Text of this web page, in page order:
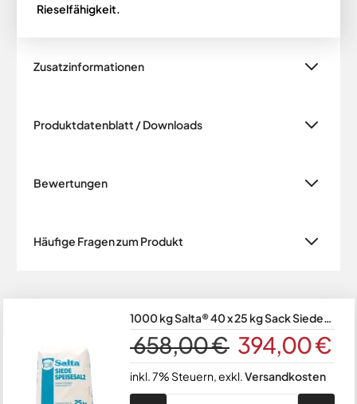
Rieselfähigkeit.
Zusatzinformationen
Produktdatenblatt / Downloads
Bewertungen
Häufige Fragen zum Produkt
1000 kg Salta® 40 x 25 kg Sack Siede-
Speisesalz fein 0-1 mm auf Palette
658,00 € 394,00 €
inkl. 7% Steuern,exkl.Versandkosten
Menge